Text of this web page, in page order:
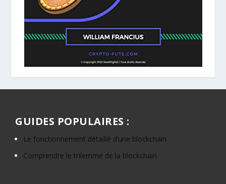
GUIDES POPULAIRES :
Le fonctionnement détaillé d’une blockchain
Comprendre le trilemme de la blockchain